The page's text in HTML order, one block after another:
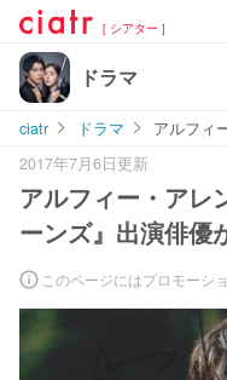
[ シアター ]
ドラマ
ciatr ドラマ
アルフィ
2017年7月6日更新
アルフィー・アレ
ーンズ』出演俳優
このページにはプロモーシ